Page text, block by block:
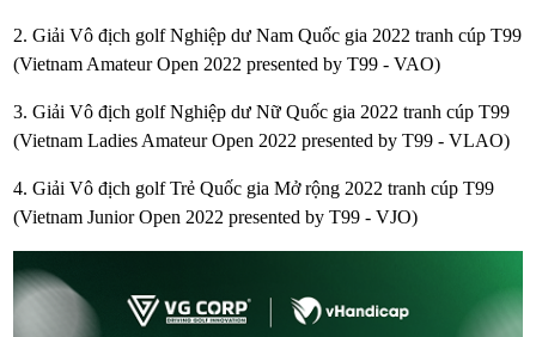
2. Giải Vô địch golf Nghiệp dư Nam Quốc gia 2022 tranh cúp T99
(Vietnam Amateur Open 2022 presented by T99 - VAO)
3. Giải Vô địch golf Nghiệp dư Nữ Quốc gia 2022 tranh cúp T99
(Vietnam Ladies Amateur Open 2022 presented by T99 - VLAO)
4. Giải Vô địch golf Trẻ Quốc gia Mở rộng 2022 tranh cúp T99
(Vietnam Junior Open 2022 presented by T99 - VJO)